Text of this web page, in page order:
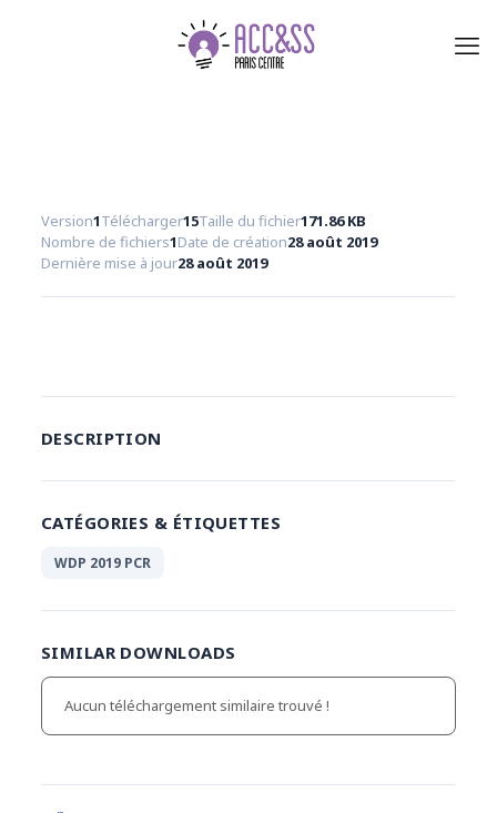
Version1Télécharger15Taille du fichier171.86 KB
Nombre de fichiers1Date de création28 août 2019
Dernière mise à jour28 août 2019
DESCRIPTION
CATÉGORIES & ÉTIQUETTES
WDP 2019 PCR
SIMILAR DOWNLOADS
Aucun téléchargement similaire trouvé !